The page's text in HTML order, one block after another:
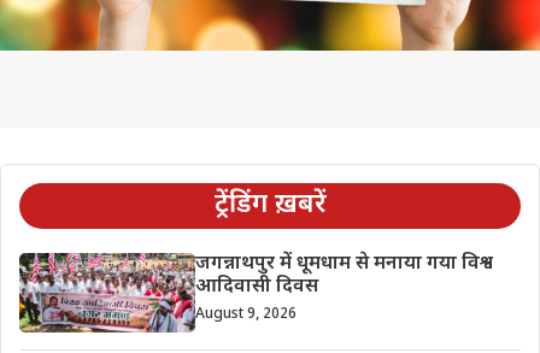
ट्रेंडिंग ख़बरें
जगन्नाथपुर में धूमधाम से मनाया गया विश्व
आदिवासी दिवस
August 9, 2026